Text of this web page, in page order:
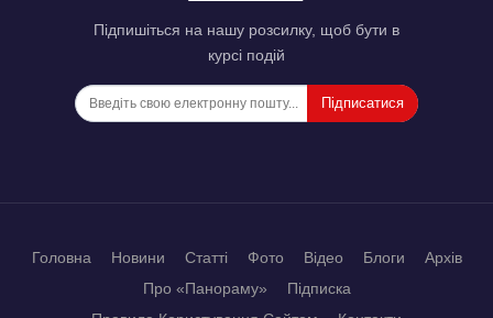
Підпишіться на нашу розсилку, щоб бути в
курсі подій
Підписатися
Головна Новини Статті Фото Відео Блоги
Архів
Про «Панораму»
Підписка